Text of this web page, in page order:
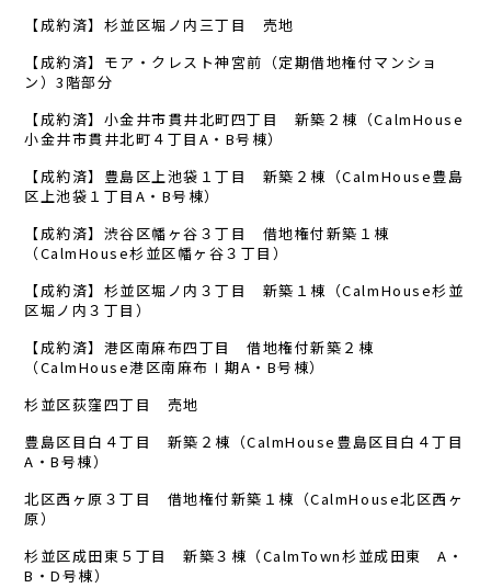
【成約済】杉並区堀ノ内三丁目 売地
【成約済】モア・クレスト神宮前（定期借地権付マンショ
ン）3階部分
【成約済】小金井市貫井北町四丁目 新築２棟（CalmHouse
小金井市貫井北町４丁目A・B号棟）
【成約済】豊島区上池袋１丁目 新築２棟（CalmHouse豊島
区上池袋１丁目A・B号棟）
【成約済】渋谷区幡ヶ谷３丁目 借地権付新築１棟
（CalmHouse杉並区幡ヶ谷３丁目）
【成約済】杉並区堀ノ内３丁目 新築１棟（CalmHouse杉並
区堀ノ内３丁目）
【成約済】港区南麻布四丁目 借地権付新築２棟
（CalmHouse港区南麻布Ⅰ期A・B号棟）
杉並区荻窪四丁目 売地
豊島区目白４丁目 新築２棟（CalmHouse豊島区目白４丁目
A・B号棟）
北区西ヶ原３丁目 借地権付新築１棟（CalmHouse北区西ヶ
原）
杉並区成田東５丁目 新築３棟（CalmTown杉並成田東 A・
B・D号棟）